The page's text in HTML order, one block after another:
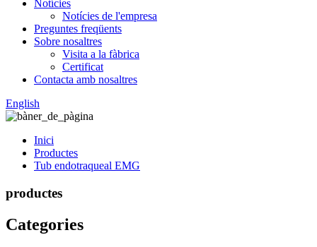
Notícies
Notícies de l'empresa
Preguntes freqüents
Sobre nosaltres
Visita a la fàbrica
Certificat
Contacta amb nosaltres
English
Inici
Productes
Tub endotraqueal EMG
productes
Categories